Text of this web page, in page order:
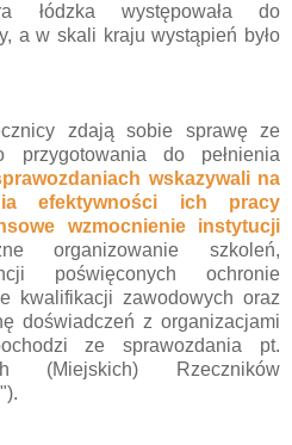
łódzka występowała do
a w skali kraju wystąpień było
zdają sobie sprawę ze
przygotowania do pełnienia
wskazywali na
efektywności ich pracy
wzmocnienie instytucji
organizowanie szkoleń,
poświęconych ochronie
kwalifikacji zawodowych oraz
doświadczeń z organizacjami
ze sprawozdania pt.
(Miejskich) Rzeczników